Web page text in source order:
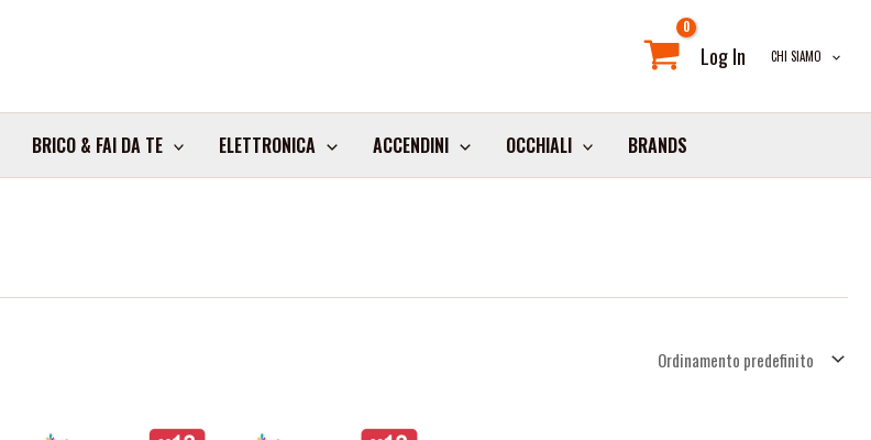
Log In CHI SIAMO
BRICO & FAI DA TE ELETTRONICA ACCENDINI OCCHIALI BRANDS